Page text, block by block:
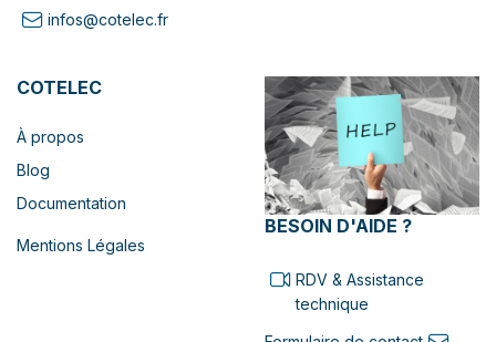
infos@cotelec.fr
COTELEC
À propos
Blog
Documentation
Mentions Légales
BESOIN D'AIDE ?
RDV & Assistance
technique